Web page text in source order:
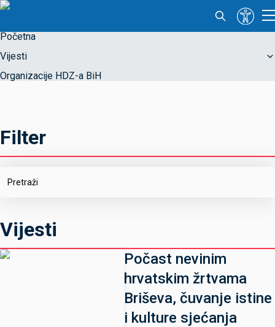
Početna
Vijesti
Organizacije HDZ-a BiH
Vijesti
Počast nevinim
hrvatskim žrtvama
Briševa, čuvanje istine
i kulture sjećanja
Filter